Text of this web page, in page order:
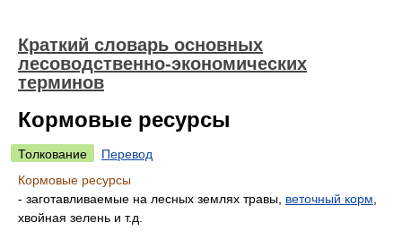
Краткий словарь основных
лесоводственно-экономических
терминов
Кормовые ресурсы
Толкование
Перевод
Кормовые ресурсы
- заготавливаемые на лесных землях травы, веточный корм
хвойная зелень и т.д.